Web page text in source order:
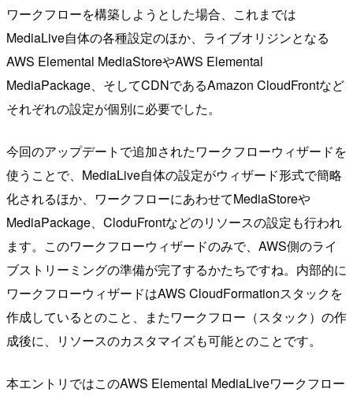
ワークフローを構築しようとした場合、これまでは
MediaLive自体の各種設定のほか、ライブオリジンとなる
AWS Elemental MediaStoreやAWS Elemental
MediaPackage、そしてCDNであるAmazon CloudFrontなど
それぞれの設定が個別に必要でした。
今回のアップデートで追加されたワークフローウィザードを
使うことで、MediaLive自体の設定がウィザード形式で簡略
化されるほか、ワークフローにあわせてMediaStoreや
MediaPackage、CloduFrontなどのリソースの設定も行われ
ます。このワークフローウィザードのみで、AWS側のライ
ブストリーミングの準備が完了するかたちですね。内部的に
ワークフローウィザードはAWS CloudFormationスタックを
作成しているとのこと、またワークフロー（スタック）の作
成後に、リソースのカスタマイズも可能とのことです。
本エントリではこのAWS Elemental MediaLiveワークフロー